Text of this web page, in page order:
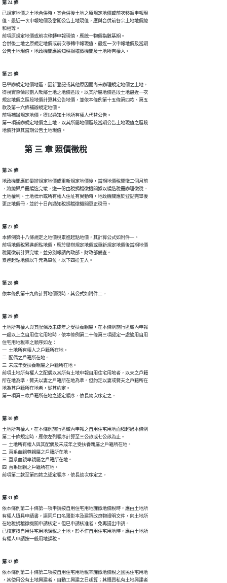
第 24 條
已規定地價之土地合併時，其合併後土地之原規定地價或前次移轉申報現
值、最近一次申報地價及當期公告土地現值，應與合併前各宗土地地價總
和相等。
前項原規定地價或前次移轉申報現值，應統一物價指數基期。
合併後土地之原規定地價或前次移轉申報現值、最近一次申報地價及當期
第 25 條
已舉辦規定地價地區，因新登記或其他原因而尚未辦理規定地價之土地，
得視實際情形劃入毗鄰土地之地價區段，以其所屬地價區段土地最近一次
規定地價之區段地價計算其公告地價，並依本條例第十五條第四款、第五
款及第十六條補辦規定地價。
前項補辦規定地價，得以通知土地所有權人代替公告。
第一項補辦規定地價之土地，以其所屬地價區段當期公告土地現值之區段
第 三 章 照價徵稅
第 26 條
地政機關應於舉辦規定地價或重新規定地價後，當期地價稅開徵二個月前
，將總歸戶冊編造完竣，送一份由稅捐稽徵機關據以編造稅冊辦理徵稅。
土地權利、土地標示或所有權人住址有異動時，地政機關應於登記完畢後
第 27 條
本條例第十八條規定之地價稅累進起點地價，其計算公式如附件一。
前項地價稅累進起點地價，應於舉辦規定地價或重新規定地價後當期地價
稅開徵前計算完竣，並分別報請內政部、財政部備查。
第 28 條
第 29 條
土地所有權人與其配偶及未成年之受扶養親屬，在本條例施行區域內申報
一處以上之自用住宅用地時，依本條例第二十條第三項認定一處適用自用
住宅用地稅率之順序如左：
一  土地所有權人之戶籍所在地。
二  配偶之戶籍所在地。
三  未成年受扶養親屬之戶籍所在地。
前項土地所有權人之配偶以其所有土地申報自用住宅用地者，以夫之戶籍
所在地為準，贅夫以妻之戶籍所在地為準。但約定以妻或贅夫之戶籍所在
地為其戶籍所在地者，從其約定。
第 30 條
土地所有權人，在本條例施行區域內申報之自用住宅用地面積超過本條例
第二十條規定時，應依左列順序計算至三公畝或七公畝為止。
一  土地所有權人與其配偶及未成年之受扶養親屬之戶籍所在地。
二  直系血親尊親屬之戶籍所在地。
三  直系血親卑親屬之戶籍所在地。
四  直系姻親之戶籍所在地。
第 31 條
依本條例第二十條第一項申請按自用住宅用地課徵地價稅時，應由土地所
有權人填具申請書，連同戶口名簿影本及建築改良物證明文件，向土地所
在地稅捐稽徵機關申請核定。但已申請核准者，免再提出申請。
已核定按自用住宅用地課稅之土地，於不作自用住宅用地時，應由土地所
第 32 條
依本條例第二十條第二項按自用住宅用地稅率課徵地價稅之國民住宅用地
，其使用公有土地興建者，自動工興建之日起算；其購買私有土地興建者